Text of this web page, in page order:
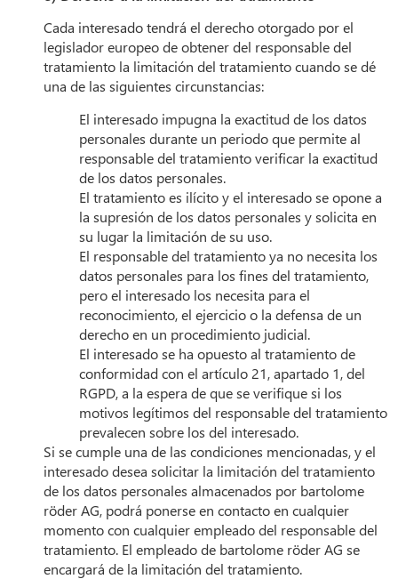
Cada interesado tendrá el derecho otorgado por el
legislador europeo de obtener del responsable del
tratamiento la limitación del tratamiento cuando se dé
una de las siguientes circunstancias:
El interesado impugna la exactitud de los datos
personales durante un periodo que permite al
responsable del tratamiento verificar la exactitud
de los datos personales.
El tratamiento es ilícito y el interesado se opone a
la supresión de los datos personales y solicita en
su lugar la limitación de su uso.
El responsable del tratamiento ya no necesita los
datos personales para los fines del tratamiento,
pero el interesado los necesita para el
reconocimiento, el ejercicio o la defensa de un
derecho en un procedimiento judicial.
El interesado se ha opuesto al tratamiento de
conformidad con el artículo 21, apartado 1, del
RGPD, a la espera de que se verifique si los
motivos legítimos del responsable del tratamiento
prevalecen sobre los del interesado.
Si se cumple una de las condiciones mencionadas, y el
interesado desea solicitar la limitación del tratamiento
de los datos personales almacenados por bartolome
röder AG, podrá ponerse en contacto en cualquier
momento con cualquier empleado del responsable del
tratamiento. El empleado de bartolome röder AG se
encargará de la limitación del tratamiento.